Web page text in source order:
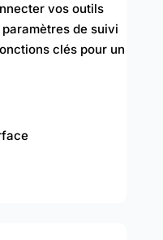
vos outils
de suivi
clés pour un